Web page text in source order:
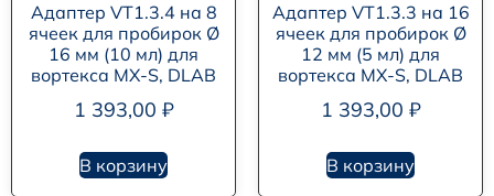
Адаптер VT1.3.4 на 8
ячеек для пробирок Ø
16 мм (10 мл) для
вортекса MX-S, DLAB
1 393,00 ₽
В корзину
Адаптер VT1.3.3 на 16
ячеек для пробирок Ø
12 мм (5 мл) для
вортекса MX-S, DLAB
1 393,00 ₽
В корзину